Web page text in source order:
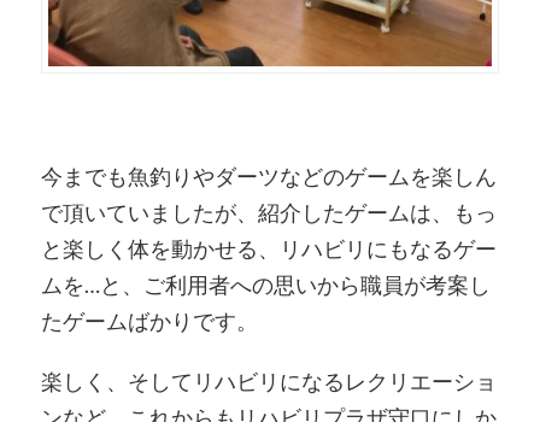
今までも魚釣りやダーツなどのゲームを楽しん
で頂いていましたが、紹介したゲームは、もっ
と楽しく体を動かせる、リハビリにもなるゲー
ムを…と、ご利用者への思いから職員が考案し
たゲームばかりです。
楽しく、そしてリハビリになるレクリエーショ